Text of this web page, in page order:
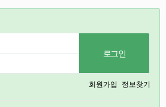
회원가입 정보찾기